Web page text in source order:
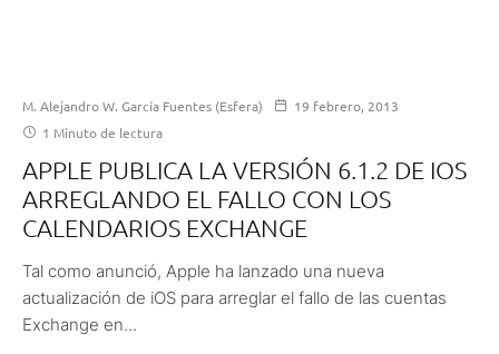
M. Alejandro W. García Fuentes (Esfera)
19 febrero, 2013
1 Minuto de lectura
APPLE PUBLICA LA VERSIÓN 6.1.2 DE IOS
ARREGLANDO EL FALLO CON LOS
CALENDARIOS EXCHANGE
Tal como anunció, Apple ha lanzado una nueva
actualización de iOS para arreglar el fallo de las cuentas
Exchange en...